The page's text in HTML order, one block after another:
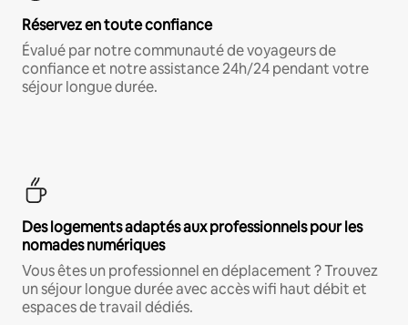
Réservez en toute confiance
Évalué par notre communauté de voyageurs de
confiance et notre assistance 24h/24 pendant votre
séjour longue durée.
Des logements adaptés aux professionnels pour les
nomades numériques
Vous êtes un professionnel en déplacement ? Trouvez
un séjour longue durée avec accès wifi haut débit et
espaces de travail dédiés.